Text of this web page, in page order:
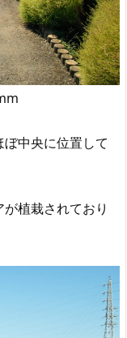
中央に位置して
植栽されており